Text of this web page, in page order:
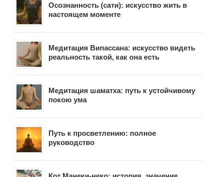
Осознанность (сати): искусство жить в
настоящем моменте
Медитация Випассана: искусство видеть
реальность такой, как она есть
Медитация шаматха: путь к устойчивому
покою ума
Путь к просветлению: полное
руководство